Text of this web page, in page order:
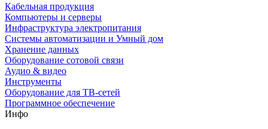
Кабельная продукция
Компьютеры и серверы
Инфраструктура электропитания
Системы автоматизации и Умный дом
Хранение данных
Оборудование сотовой связи
Аудио & видео
Инструменты
Оборудование для ТВ-сетей
Программное обеспечение
Инфо